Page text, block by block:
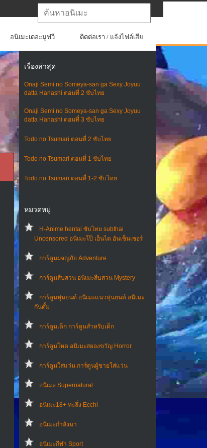
อนิเมะเดอะมูฟวี่ ติดต่อเรา / แจ้งไฟล์เสีย
เรื่องล่าสุด
Onaji Semi no Someya-san ga Sexy Joyuu
datta Hanashi ตอนที่ 2 ซับไทย
Onaji Semi no Someya-san ga Sexy Joyuu
datta Hanashi ตอนที่ 3 ซับไทย
Todo no Tsumari ตอนที่ 2 ซับไทย
Todo no Tsumari ตอนที่ 1 ซับไทย
Todo no Tsumari ตอนที่ 1-2 ซับไทย
หมวดหมู่
H-Anime hentai ซับไทย subthai
Uncensored อนิเมะโป๊ เฮ็นไต อันเซ็นเซอร์
การ์ตูนผจญภัย Adventure
การ์ตูนสืบสวน อนิเมะสืบสวน Mystery
การ์ตูนหุ่นยนต์ อนิเมะแนวหุ่นยนต์ อนิเมะ
กันดั้ม
การ์ตูนเด็ก การ์ตูนสำหรับเด็ก
การ์ตูนโหด อนิเมะสยองขวัญ Horror
การ์ตูนใส่แว่น การ์ตูนผู้ชายใส่แว่น
อนิเมะ Supernatural
อนิเมะ18+ ทะลึ่ง Ecchi
อนิเมะกำลังมา
อนิเมะกีฬา Sport